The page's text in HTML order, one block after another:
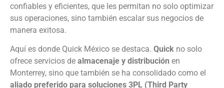
confiables y eficientes, que les permitan no solo optimizar
sus operaciones, sino también escalar sus negocios de
manera exitosa.
Aquí es donde Quick México se destaca. Quick no solo
ofrece servicios de almacenaje y distribución en
Monterrey, sino que también se ha consolidado como el
aliado preferido para soluciones 3PL (Third Party